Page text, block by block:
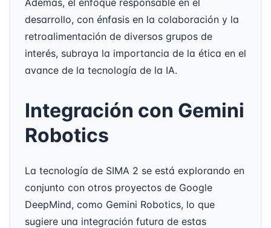
desarrollo, con énfasis en la colaboración y la
retroalimentación de diversos grupos de
interés, subraya la importancia de la ética en el
avance de la tecnología de la IA.
Integración con Gemini
Robotics
La tecnología de SIMA 2 se está explorando en
conjunto con otros proyectos de Google
DeepMind, como Gemini Robotics, lo que
sugiere una integración futura de estas